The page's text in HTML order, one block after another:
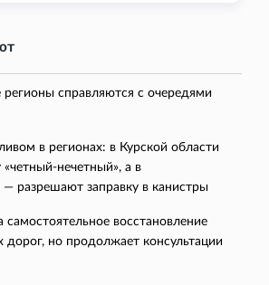
регионы справляются с очередями
в регионах: в Курской области
«четный-нечетный», а в
разрешают заправку в канистры
самостоятельное восстановление
дорог, но продолжает консультации